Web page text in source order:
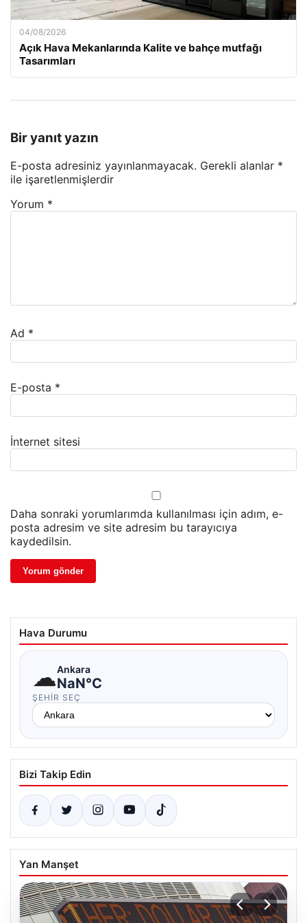
04/08/2026
Açık Hava Mekanlarında Kalite ve bahçe mutfağı
Tasarımları
Bir yanıt yazın
E-posta adresiniz yayınlanmayacak. Gerekli alanlar *
ile işaretlenmişlerdir
Yorum *
Ad *
E-posta *
İnternet sitesi
Daha sonraki yorumlarımda kullanılması için adım, e-
posta adresim ve site adresim bu tarayıcıya
kaydedilsin.
Hava Durumu
☁Ankara
NaN°C
ŞEHIR SEÇ
Bizi Takip Edin
Yan Manşet